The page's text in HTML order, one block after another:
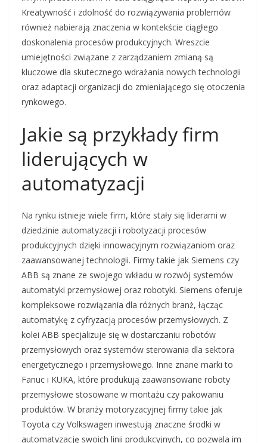
Kreatywność i zdolność do rozwiązywania problemów
również nabierają znaczenia w kontekście ciągłego
doskonalenia procesów produkcyjnych. Wreszcie
umiejętności związane z zarządzaniem zmianą są
kluczowe dla skutecznego wdrażania nowych technologii
oraz adaptacji organizacji do zmieniającego się otoczenia
rynkowego.
Jakie są przykłady firm
liderujących w
automatyzacji
Na rynku istnieje wiele firm, które stały się liderami w
dziedzinie automatyzacji i robotyzacji procesów
produkcyjnych dzięki innowacyjnym rozwiązaniom oraz
zaawansowanej technologii. Firmy takie jak Siemens czy
ABB są znane ze swojego wkładu w rozwój systemów
automatyki przemysłowej oraz robotyki. Siemens oferuje
kompleksowe rozwiązania dla różnych branż, łącząc
automatykę z cyfryzacją procesów przemysłowych. Z
kolei ABB specjalizuje się w dostarczaniu robotów
przemysłowych oraz systemów sterowania dla sektora
energetycznego i przemysłowego. Inne znane marki to
Fanuc i KUKA, które produkują zaawansowane roboty
przemysłowe stosowane w montażu czy pakowaniu
produktów. W branży motoryzacyjnej firmy takie jak
Toyota czy Volkswagen inwestują znaczne środki w
automatyzację swoich linii produkcyjnych, co pozwala im